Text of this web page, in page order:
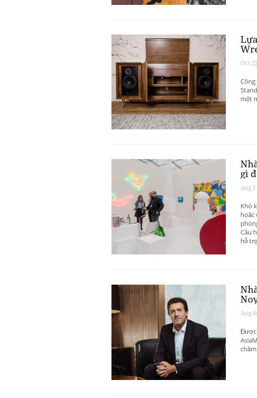
Oct
một
gì
Aug
Khó
hoặc
Câu
hỗ
để
Aug
Được